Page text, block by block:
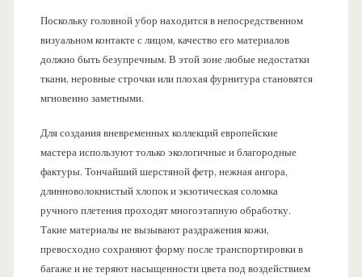
Поскольку головной убор находится в непосредственном
визуальном контакте с лицом, качество его материалов
должно быть безупречным. В этой зоне любые недостатки
ткани, неровные строчки или плохая фурнитура становятся
мгновенно заметными.
Для создания вневременных коллекций европейские
мастера используют только экологичные и благородные
фактуры. Тончайший шерстяной фетр, нежная ангора,
длинноволокнистый хлопок и экзотическая соломка
ручного плетения проходят многоэтапную обработку.
Такие материалы не вызывают раздражения кожи,
превосходно сохраняют форму после транспортировки в
багаже и не теряют насыщенности цвета под воздействием